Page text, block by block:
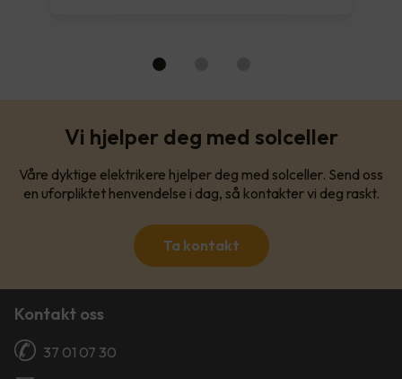
Vi hjelper deg med solceller
Våre dyktige elektrikere hjelper deg med solceller. Send oss
en uforpliktet henvendelse i dag, så kontakter vi deg raskt.
Ta kontakt
Kontakt oss
37 01 07 30